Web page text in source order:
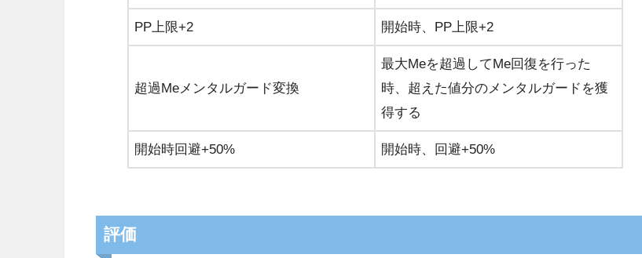
PP上限+2 開始時、PP上限+2
超過Meメンタルガード変換
最大Meを超過してMe回復を行った
時、超えた値分のメンタルガードを獲
得する
開始時回避+50% 開始時、回避+50%
評価